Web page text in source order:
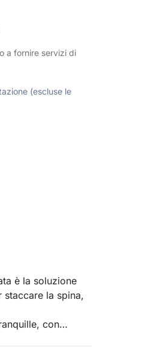
a fornire servizi di
(escluse le
è la soluzione
la spina,
con
vicino